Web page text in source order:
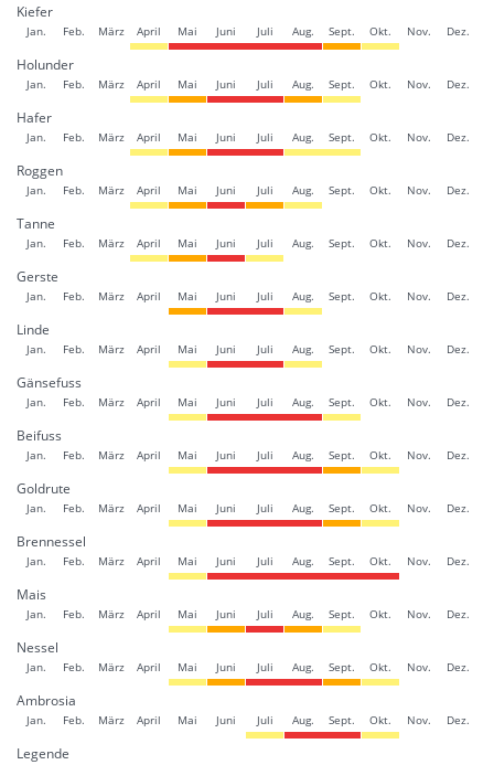
Kiefer
Jan. Feb. März April Mai Juni Juli Aug. Sept. Okt. Nov. Dez.
Holunder
Jan. Feb. März April Mai Juni Juli Aug. Sept. Okt. Nov. Dez.
Hafer
Jan. Feb. März April Mai Juni Juli Aug. Sept. Okt. Nov. Dez.
Roggen
Jan. Feb. März April Mai Juni Juli Aug. Sept. Okt. Nov. Dez.
Tanne
Jan. Feb. März April Mai Juni Juli Aug. Sept. Okt. Nov. Dez.
Gerste
Jan. Feb. März April Mai Juni Juli Aug. Sept. Okt. Nov. Dez.
Linde
Jan. Feb. März April Mai Juni Juli Aug. Sept. Okt. Nov. Dez.
Gänsefuss
Jan. Feb. März April Mai Juni Juli Aug. Sept. Okt. Nov. Dez.
Beifuss
Jan. Feb. März April Mai Juni Juli Aug. Sept. Okt. Nov. Dez.
Goldrute
Jan. Feb. März April Mai Juni Juli Aug. Sept. Okt. Nov. Dez.
Brennessel
Jan. Feb. März April Mai Juni Juli Aug. Sept. Okt. Nov. Dez.
Mais
Jan. Feb. März April Mai Juni Juli Aug. Sept. Okt. Nov. Dez.
Nessel
Jan. Feb. März April Mai Juni Juli Aug. Sept. Okt. Nov. Dez.
Ambrosia
Jan. Feb. März April Mai Juni Juli Aug. Sept. Okt. Nov. Dez.
Legende